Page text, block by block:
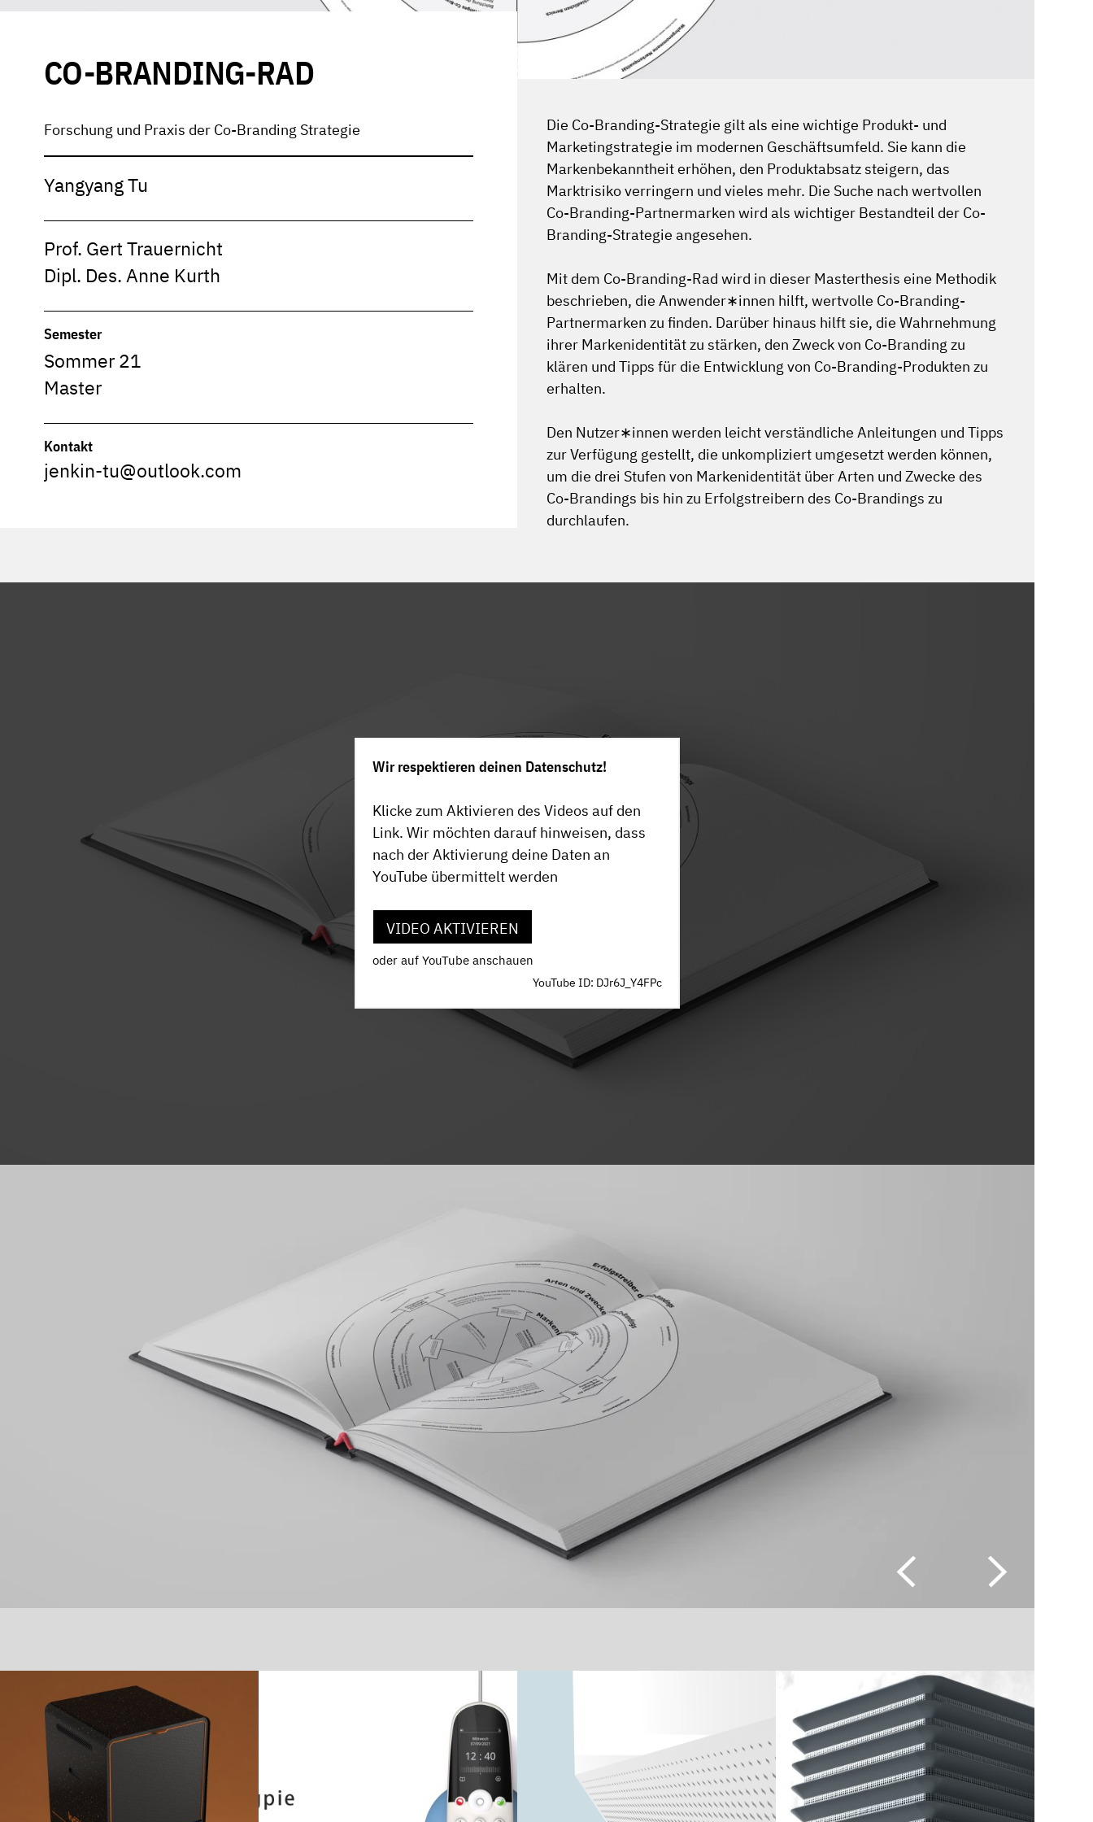
CO-BRANDING-RAD
Forschung und Praxis der Co-Branding Strategie
Yangyang Tu
Prof. Gert Trauernicht
Dipl. Des. Anne Kurth
Semester
Sommer 21
Master
Kontakt
jenkin-tu@outlook.com
Die Co-Branding-Strategie gilt als eine wichtige Produkt- und
Marketingstrategie im modernen Geschäftsumfeld. Sie kann die
Markenbekanntheit erhöhen, den Produktabsatz steigern, das
Marktrisiko verringern und vieles mehr. Die Suche nach wertvollen
Co-Branding-Partnermarken wird als wichtiger Bestandteil der Co-
Branding-Strategie angesehen.
Mit dem Co-Branding-Rad wird in dieser Masterthesis eine Methodik
beschrieben, die Anwender∗innen hilft, wertvolle Co-Branding-
Partnermarken zu finden. Darüber hinaus hilft sie, die Wahrnehmung
ihrer Markenidentität zu stärken, den Zweck von Co-Branding zu
klären und Tipps für die Entwicklung von Co-Branding-Produkten zu
erhalten.
Den Nutzer∗innen werden leicht verständliche Anleitungen und Tipps
zur Verfügung gestellt, die unkompliziert umgesetzt werden können,
um die drei Stufen von Markenidentität über Arten und Zwecke des
Co-Brandings bis hin zu Erfolgstreibern des Co-Brandings zu
durchlaufen.
Wir respektieren deinen Datenschutz!
Klicke zum Aktivieren des Videos auf den
Link. Wir möchten darauf hinweisen, dass
nach der Aktivierung deine Daten an
YouTube übermittelt werden
VIDEO AKTIVIEREN
oder auf YouTube anschauen
YouTube ID: DJr6J_Y4FPc